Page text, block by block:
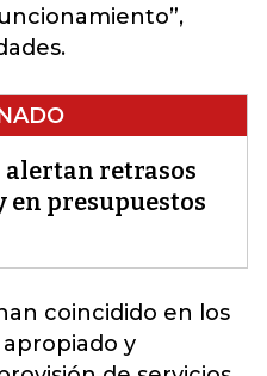
alertan retrasos
en presupuestos
coincidido en los
y